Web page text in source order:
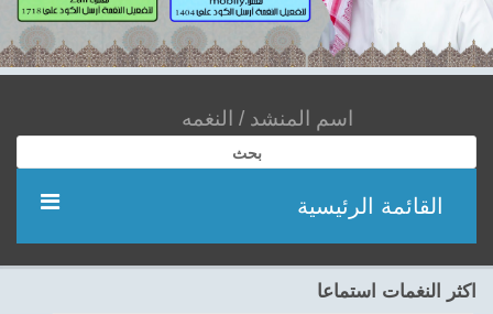
بحث
القائمة الرئيسية
مؤديين
اكثر النغمات استماعا